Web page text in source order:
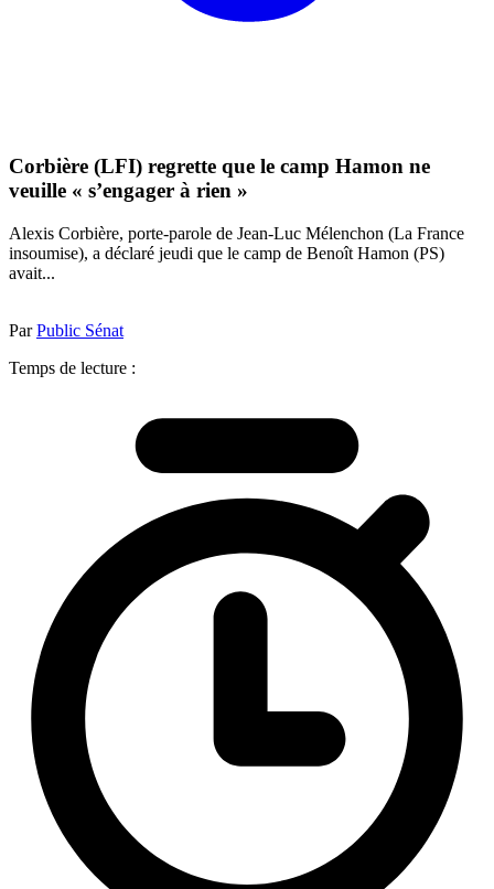
Corbière (LFI) regrette que le camp Hamon ne
veuille « s’engager à rien »
Alexis Corbière, porte-parole de Jean-Luc Mélenchon (La France
insoumise), a déclaré jeudi que le camp de Benoît Hamon (PS)
avait...
ParPublic Sénat
Temps de lecture :